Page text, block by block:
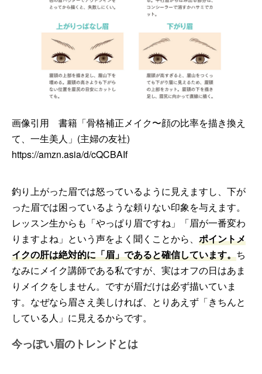
画像引用 書籍「骨格補正メイク〜顔の比率を描き換え
て、一生美人」(主婦の友社)
https://amzn.asia/d/cQCBAIf
釣り上がった眉では怒っているように見えますし、下が
った眉では困っているような頼りない印象を与えます。
レッスン生からも「やっぱり眉ですね」「眉が一番変わ
りますよね」という声をよく聞くことから、 ポイントメ
イクの肝は絶対的に「眉」であると確信しています。ち
なみにメイク講師である私ですが、実はオフの日はあま
りメイクをしません。ですが眉だけは必ず描いていま
す。なぜなら眉さえ美しければ、とりあえず「きちんと
している人」に見えるからです。
今っぽい眉のトレンドとは